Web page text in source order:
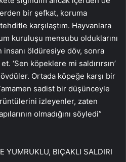
bir şefkat, koruma
karşılaştım. Hayvanlara
kuruluşu mensubu olduklarını
öldüresiye döv, sonra
‘Sen köpeklere mi saldırırsın’
Ortada köpeğe karşı bir
sadist bir düşünceyle
izleyenler, zaten
olmadığını söyledi”
YUMRUKLU, BIÇAKLI SALDIRI